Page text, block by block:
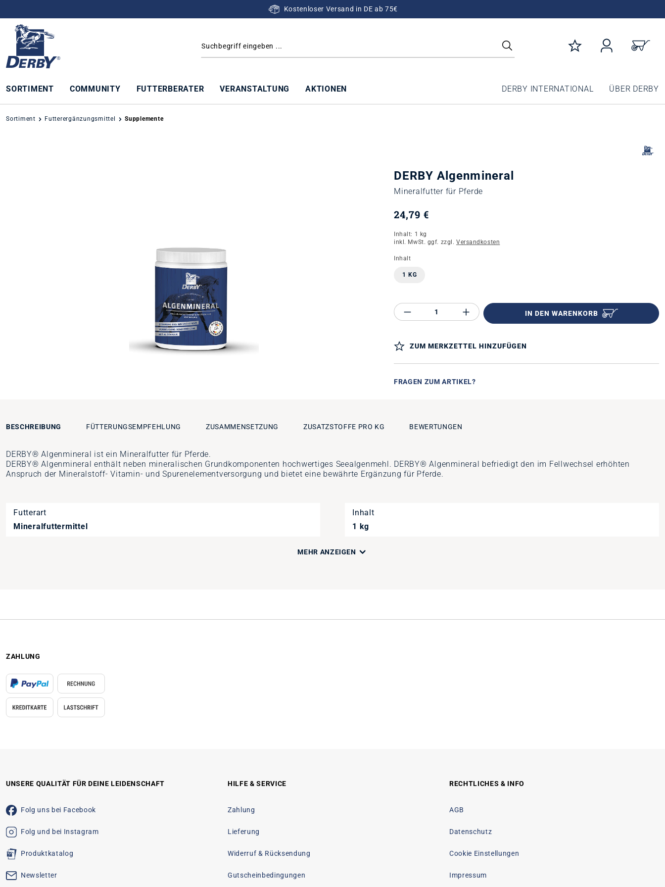
Kostenloser Versand in DE ab 75€
SORTIMENT COMMUNITY FUTTERBERATER VERANSTALTUNG AKTIONEN DERBY INTERNATIONAL ÜBER DERBY
Sortiment Futterergänzungsmittel Supplemente
DERBY Algenmineral
Mineralfutter für Pferde
24,79 €
Inhalt: 1 kg
inkl. MwSt. ggf. zzgl. Versandkosten
Inhaltauswählen
1 KG
Produkt Anzahl des Produktes "%product%":
IN DEN WARENKORB
ZUM MERKZETTEL HINZUFÜGEN
FRAGEN ZUM ARTIKEL?
BESCHREIBUNG FÜTTERUNGSEMPFEHLUNG ZUSAMMENSETZUNG ZUSATZSTOFFE PRO KG BEWERTUNGEN
DERBY® Algenmineral ist ein Mineralfutter für Pferde.
DERBY® Algenmineral enthält neben mineralischen Grundkomponenten hochwertiges Seealgenmehl. DERBY® Algenmineral befriedigt den im Fellwechsel erhöhten
Anspruch der Mineralstoff- Vitamin- und Spurenelementversorgung und bietet eine bewährte Ergänzung für Pferde.
Futterart
Mineralfuttermittel
Inhalt
1 kg
MEHR ANZEIGEN
ZAHLUNG
UNSERE QUALITÄT FÜR DEINE LEIDENSCHAFT
Folg uns bei Facebook
Folg und bei Instagram
Produktkatalog
Newsletter
HILFE & SERVICE
Zahlung
Lieferung
Widerruf & Rücksendung
Gutscheinbedingungen
RECHTLICHES & INFO
AGB
Datenschutz
Cookie Einstellungen
Impressum